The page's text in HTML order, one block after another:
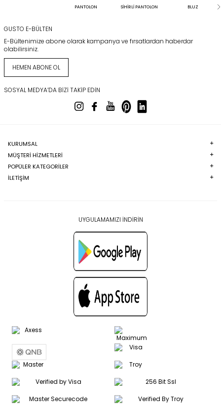
PANTOLON SİHİRLİ PANTOLON BLUZ
GUSTO E-BÜLTEN
E-Bültenimize abone olarak kampanya ve fırsatlardan haberdar
olabilirsiniz.
HEMEN ABONE OL
SOSYAL MEDYA’DA BIZI TAKIP EDIN
KURUMSAL
MÜŞTERI HIZMETLERI
POPÜLER KATEGORILER
İLETİŞİM
UYGULAMAMIZI İNDİRİN